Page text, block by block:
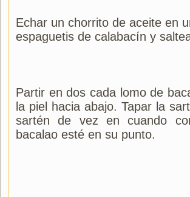
Echar un chorrito de aceite en
espaguetis de calabacín y
Partir en dos cada lomo de
la piel hacia abajo. Tapar la
sartén de vez en cuando
bacalao esté en su punto.